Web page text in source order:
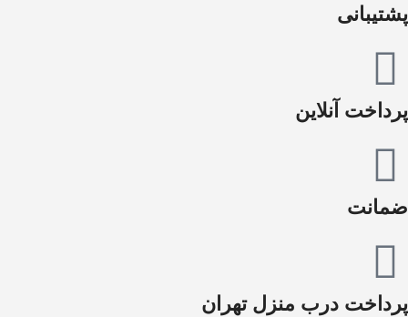
پشتیبانی
پرداخت آنلاین
ضمانت
پرداخت درب منزل تهران